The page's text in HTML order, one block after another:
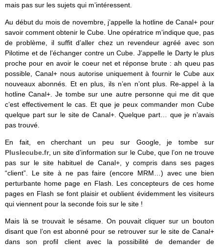
mais pas sur les sujets qui m’intéressent.
Au début du mois de novembre, j’appelle la hotline de Canal+ pour
savoir comment obtenir le Cube. Une opératrice m’indique que, pas
de problème, il suffit d’aller chez un revendeur agréé avec son
Pilotime et de l’échanger contre un Cube. J’appelle le Darty le plus
proche pour en avoir le coeur net et réponse brute : ah queu pas
possible, Canal+ nous autorise uniquement à fournir le Cube aux
nouveaux abonnés. Et en plus, ils n’en n’ont plus. Re-appel à la
hotline Canal+. Je tombe sur une autre personne qui me dit que
c’est effectivement le cas. Et que je peux commander mon Cube
quelque part sur le site de Canal+. Quelque part… que je n’avais
pas trouvé.
En fait, en cherchant un peu sur Google, je tombe sur
Pluslecube.fr, un site d’information sur le Cube, que l’on ne trouve
pas sur le site habituel de Canal+, y compris dans ses pages
“client”. Le site à ne pas faire (encore MRM…) avec une bien
perturbante home page en Flash. Les concepteurs de ces home
pages en Flash se font plaisir et oublient évidemment les visiteurs
qui viennent pour la seconde fois sur le site !
Mais là se trouvait le sésame. On pouvait cliquer sur un bouton
disant que l’on est abonné pour se retrouver sur le site de Canal+
dans son profil client avec la possibilité de demander de